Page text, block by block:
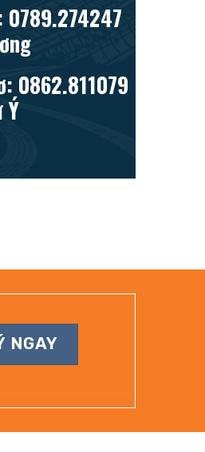
0789.274247
0862.811079
Ý
NGAY